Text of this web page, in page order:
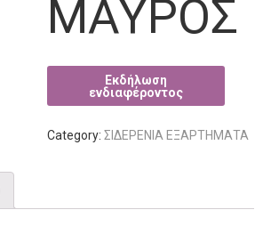
ΜΑΥΡΟΣ
Category:ΣΙΔΕΡΕΝΙΑ ΕΞΑΡΤΗΜΑΤΑ